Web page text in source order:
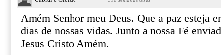
Amém Senhor meu Deus. Que a paz esteja
dias de nossas vidas. Junto a nossa Fé
Jesus Cristo Amém.